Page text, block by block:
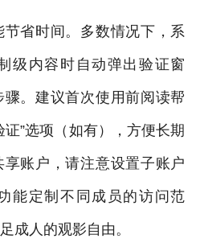
省时间。多数情况下，系
级内容时自动弹出验证窗
。建议首次使用前阅读帮
证”选项（如有），方便长期
账户，请注意设置子账户
能定制不同成员的访问范
成人的观影自由。